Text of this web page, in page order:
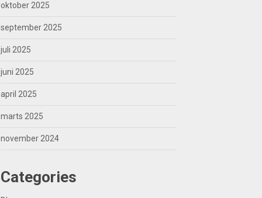
oktober 2025
september 2025
juli 2025
juni 2025
april 2025
marts 2025
november 2024
Categories